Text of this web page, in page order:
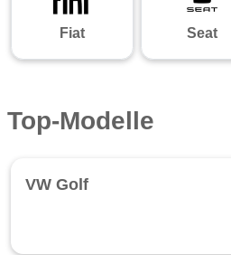
Fiat Seat
Top-Modelle
VW Golf